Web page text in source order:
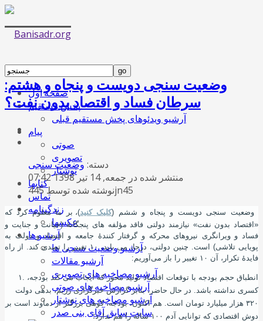
صفحه اول
پخش مستقیم
آرشیو ویدئوهای پخش مستقیم قبلی
پیام
صوتی
تصویری
نوشتار
کتابها
تماس
زندگینامه
عکسها
آرشیو ها
آرشیو وضعیت سنجی ها
آرشیو مقالات
آرشیو مصاخبه های تصویری
آرشیو مصاخبه های صوتی
آرشیو مصاخبه های نوشتار
سایت سابق آقای بنی صدر
وضعیت سنجی دویست و پنجاه و هشتم:
سرطان فساد و اقتصاد بدون نفت؟
دسته: وضعیت سنجی
منتشر شده در جمعه, 14 تیر 1398 07:42
نوشته شده توسط 445jn45
وضعیت سنجی دویست و پنجاه و ششم (کلیک کنید)، بر ما معلوم کرد که
«اقتصاد بدون نفت» نیازمند دولتی فاقد مؤلفه‌ های پنجگانۀ (خیانت و جنایت و
فساد و ویرانگری نیروهای محرکه و گرفتار کنندۀ جامعه و اقتصاد و دولت به
پویایی تلاشی) است. چنین دولتی، درجا، می‌ باید، ۱۰ تغییر را تصدی کند. از راه
فایدۀ تکرار، آن ۱۰ تغییر را باز می‌آوریم:
۱. انطباق حجم بودجه با توقعات اقتصاد تولید محور که ایجاب می‌ کند بودجه،
کسری نداشته باشد. در حال حاضر، بنابر گزارش خبرگزاری رﮊیم، بدهی دولت
۳۲۰ هزار میلیارد تومان است. هم اکنون، بودجه، کوهی بزرگتر از دماوند است بر
دوش اقتصادی که توانایی آدم ۱۰۰ ساله را هم ندارد؛